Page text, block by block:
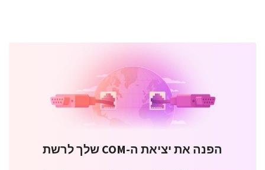
הפנה את יציאת ה-COM שלך לרשת